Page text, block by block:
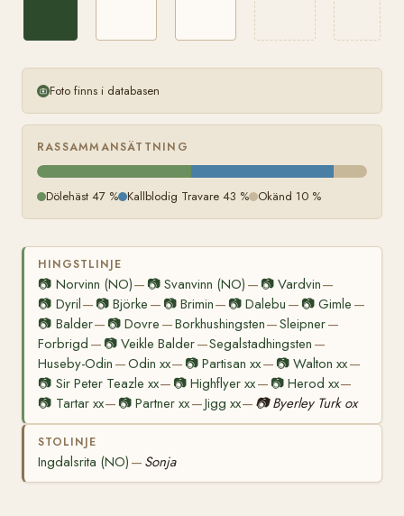
Foto finns i databasen
RASSAMMANSÄTTNING
Dölehäst 47 % Kallblodig Travare 43 % Okänd 10 %
HINGSTLINJE
📷 Norvinn (NO)— 📷Svanvinn (NO) — 📷 Vardvin—
📷 Dyril— 📷Björke — 📷 Brimin— 📷 Dalebu — 📷Gimle —
📷 Balder— 📷Dovre —Borkhushingsten—Sleipner—
Forbrigd — 📷Veikle Balder—Segalstadhingsten —
Huseby-Odin —Odin xx— 📷Partisan xx— 📷Walton xx—
📷 Sir Peter Teazle xx— 📷Highflyer xx— 📷 Herod xx—
📷 Tartar xx— 📷Partner xx—Jigg xx— 📷 Byerley Turk ox
STOLINJE
Ingdalsrita (NO) — Sonja